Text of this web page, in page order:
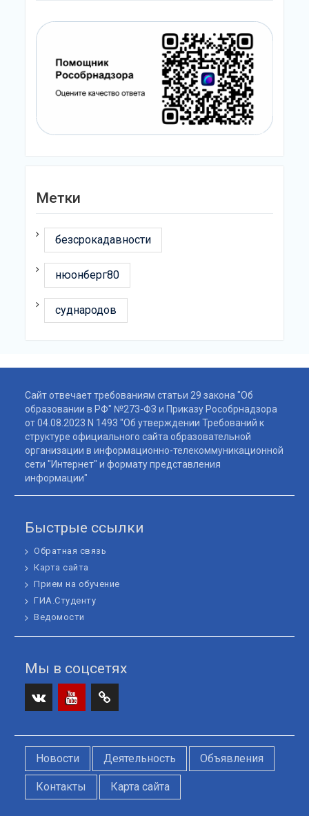
Метки
безсрокадавности
нюонберг80
суднародов
Сайт отвечает требованиям статьи 29 закона "Об
образовании в РФ" №273-ФЗ и Приказу Рособрнадзора
от 04.08.2023 N 1493 "Об утверждении Требований к
структуре официального сайта образовательной
организации в информационно-телекоммуникационной
сети "Интернет" и формату представления
информации"
Быстрые ссылки
Обратная связь
Карта сайта
Прием на обучение
ГИА.Студенту
Ведомости
Мы в соцсетях
Новости Деятельность Объявления
Контакты Карта сайта